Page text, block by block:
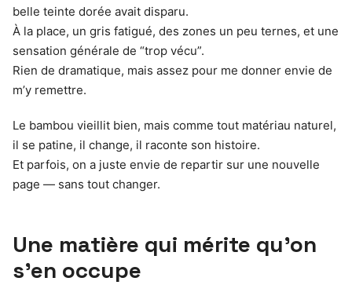
belle teinte dorée avait disparu.
À la place, un gris fatigué, des zones un peu ternes, et une
sensation générale de “trop vécu”.
Rien de dramatique, mais assez pour me donner envie de
m’y remettre.
Le bambou vieillit bien, mais comme tout matériau naturel,
il se patine, il change, il raconte son histoire.
Et parfois, on a juste envie de repartir sur une nouvelle
page — sans tout changer.
Une matière qui mérite qu’on
s’en occupe